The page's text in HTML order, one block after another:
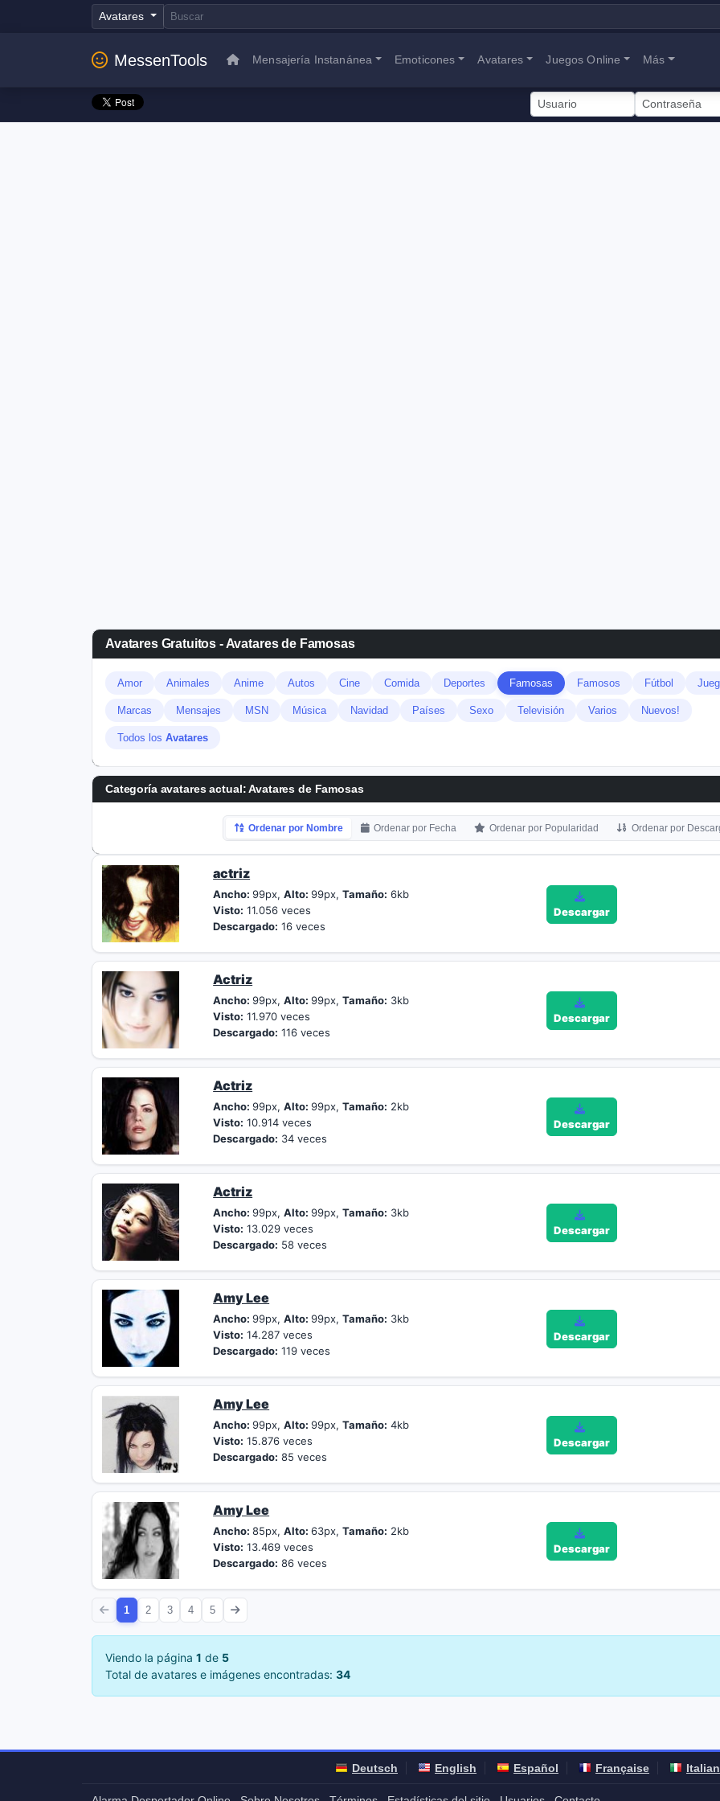
Avatares
MessenTools Mensajería Instanánea Emoticones Avatares Juegos Online Más
Avatares Gratuitos - Avatares de Famosas
Amor Animales Anime Autos Cine Comida Deportes Famosas Famosos Fútbol
Marcas Mensajes MSN Música Navidad Países Sexo Televisión Varios Nuevos!
Todos los Avatares
Categoría avatares actual: Avatares de Famosas
Ordenar por Nombre Ordenar por Fecha Ordenar por Popularidad Ordenar por
actriz
Ancho:99px,Alto:99px,Tamaño: 6kb
Visto: 11.056 veces
Descargado: 16 veces
Descargar
Actriz
Ancho:99px,Alto:99px,Tamaño: 3kb
Visto: 11.970 veces
Descargado: 116 veces
Descargar
Actriz
Ancho:99px,Alto:99px,Tamaño: 2kb
Visto: 10.914 veces
Descargado: 34 veces
Descargar
Actriz
Ancho:99px,Alto:99px,Tamaño: 3kb
Visto: 13.029 veces
Descargado: 58 veces
Descargar
Amy Lee
Ancho:99px,Alto:99px,Tamaño: 3kb
Visto: 14.287 veces
Descargado: 119 veces
Descargar
Amy Lee
Ancho:99px,Alto:99px,Tamaño: 4kb
Visto: 15.876 veces
Descargado: 85 veces
Descargar
Amy Lee
Ancho:85px,Alto:63px,Tamaño: 2kb
Visto: 13.469 veces
Descargado: 86 veces
Descargar
1 2 3 4 5
Viendo la página 1 de 5
Total de avatares e imágenes encontradas: 34
Deutsch English Español Française